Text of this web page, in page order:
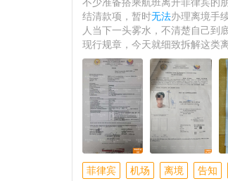
结清款项，暂时无法办理离境手
人当下一头雾水，不清楚自己到
现行规章，今天就细致拆解这类
菲律宾 机场 离境 告知